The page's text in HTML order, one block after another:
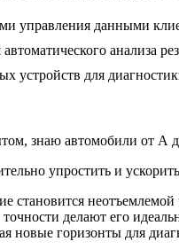
управления данными
анализа
устройств для
знаю автомобили от А
упростить и
становится
делают его
новые горизонты для